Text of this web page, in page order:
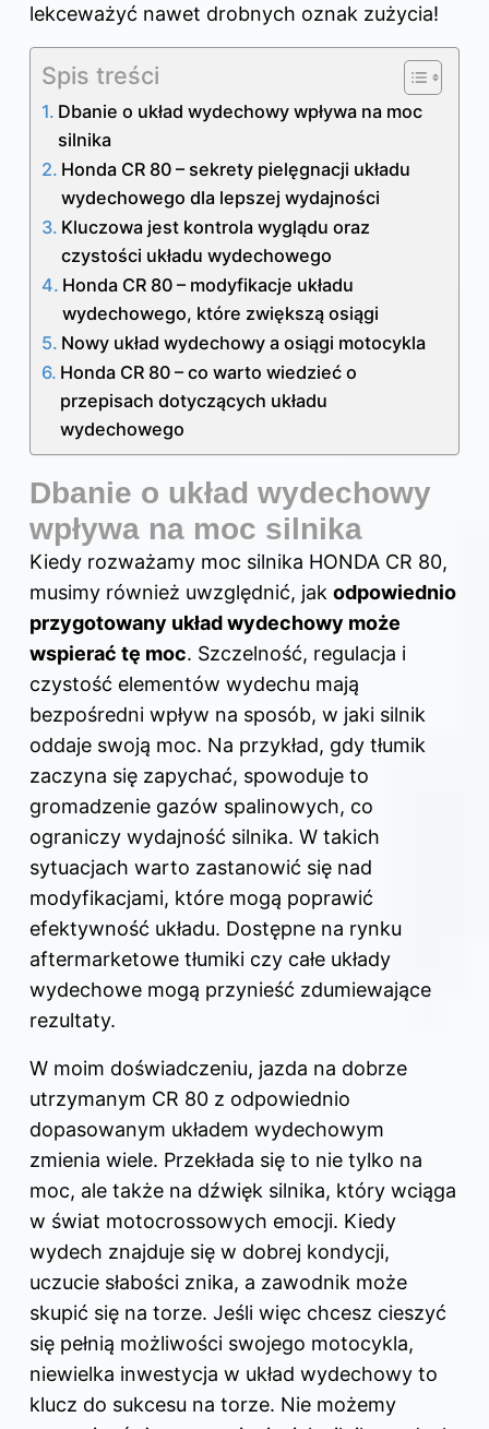
lekceważyć nawet drobnych oznak zużycia!
Spis treści
Dbanie o układ wydechowy wpływa na moc
silnika
Honda CR 80 – sekrety pielęgnacji układu
wydechowego dla lepszej wydajności
Kluczowa jest kontrola wyglądu oraz
czystości układu wydechowego
Honda CR 80 – modyfikacje układu
wydechowego, które zwiększą osiągi
Nowy układ wydechowy a osiągi motocykla
Honda CR 80 – co warto wiedzieć o
przepisach dotyczących układu
wydechowego
Dbanie o układ wydechowy
wpływa na moc silnika
Kiedy rozważamy moc silnika HONDA CR 80,
musimy również uwzględnić, jak odpowiednio
przygotowany układ wydechowy może
wspierać tę moc. Szczelność, regulacja i
czystość elementów wydechu mają
bezpośredni wpływ na sposób, w jaki silnik
oddaje swoją moc. Na przykład, gdy tłumik
zaczyna się zapychać, spowoduje to
gromadzenie gazów spalinowych, co
ograniczy wydajność silnika. W takich
sytuacjach warto zastanowić się nad
modyfikacjami, które mogą poprawić
efektywność układu. Dostępne na rynku
aftermarketowe tłumiki czy całe układy
wydechowe mogą przynieść zdumiewające
rezultaty.
W moim doświadczeniu, jazda na dobrze
utrzymanym CR 80 z odpowiednio
dopasowanym układem wydechowym
zmienia wiele. Przekłada się to nie tylko na
moc, ale także na dźwięk silnika, który wciąga
w świat motocrossowych emocji. Kiedy
wydech znajduje się w dobrej kondycji,
uczucie słabości znika, a zawodnik może
skupić się na torze. Jeśli więc chcesz cieszyć
się pełnią możliwości swojego motocykla,
niewielka inwestycja w układ wydechowy to
klucz do sukcesu na torze. Nie możemy